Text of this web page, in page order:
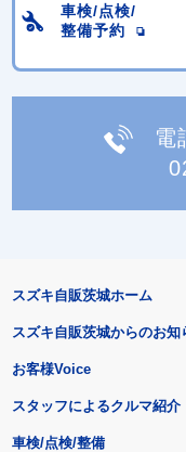
車検/点検/
整備予約
電
スズキ自販茨城ホーム
スズキ自販茨城からのお知
お客様Voice
スタッフによるクルマ紹介
車検/点検/整備